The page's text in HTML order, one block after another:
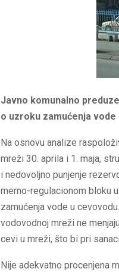
Javno komunalno
o uzroku zamućenja
Na osnovu analize
mreži 30. aprila i 1. maja,
i nedovoljno punjenje
merno-regulacionom bloku
zamućenja vode u
vodovodnoj mreži ne
cevi u mreži, što bi pri
Nije adekvatno procenjena